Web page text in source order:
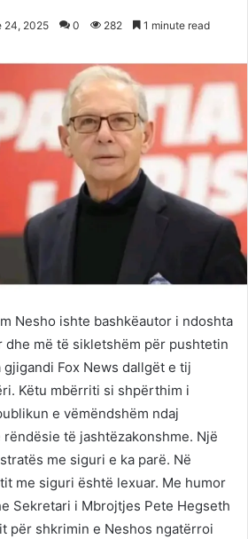
24, 2025 0 282 1 minute read
Nesho ishte bashkëautor i ndoshta
më të sikletshëm për pushtetin
gjigandi Fox News dallgët e tij
Këtu mbërriti si shpërthim i
e vëmëndshëm ndaj
të jashtëzakonshme. Një
me siguri e ka parë. Në
me siguri është lexuar. Me humor
Sekretari i Mbrojtjes Pete Hegseth
për shkrimin e Neshos ngatërroi